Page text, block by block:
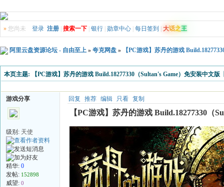
» 您尚未 登录 注册 搜索一下 银行 勋章中心 每日签到 大话之王
阿里云盘资源论坛 - 自由至上 » 夸克网盘 » 【PC游戏】苏丹的游戏
本页主题: 【PC游戏】苏丹的游戏 Build.18277330（Sultan's Game）免安装中文版
游戏分享
级别: 天使
精华: 0
发帖: 152898
威望: 0
回复 推荐 编辑 只看 复制
【PC游戏】苏丹的游戏 Build.18277330（